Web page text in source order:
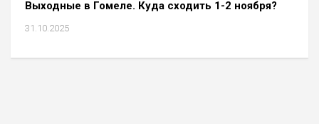
Выходные в Гомеле. Куда сходить 1-2 ноября?
31.10.2025